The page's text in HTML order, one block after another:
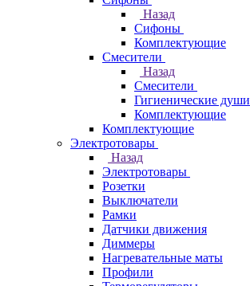
Назад
Сифоны
Комплектующие
Смесители
Назад
Смесители
Гигиенические души
Комплектующие
Комплектующие
Электротовары
Назад
Электротовары
Розетки
Выключатели
Рамки
Датчики движения
Диммеры
Нагревательные маты
Профили